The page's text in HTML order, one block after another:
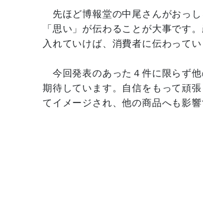
先ほど博報堂の中尾さんがおっ
「思い」が伝わることが大事です
入れていけば、消費者に伝わってい
今回発表のあった４件に限らず
期待しています。自信をもって頑
てイメージされ、他の商品へも影